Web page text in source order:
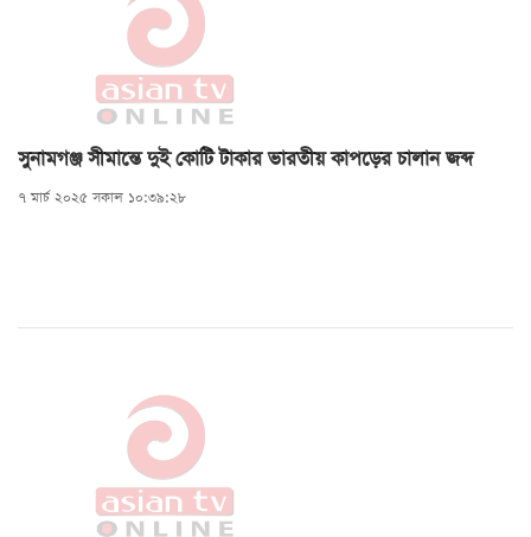
সুনামগঞ্জ সীমান্তে দুই কোটি টাকার ভারতীয় কাপড়ের চালান জব্দ
৭ মার্চ ২০২৫ সকাল ১০:৩৯:২৮